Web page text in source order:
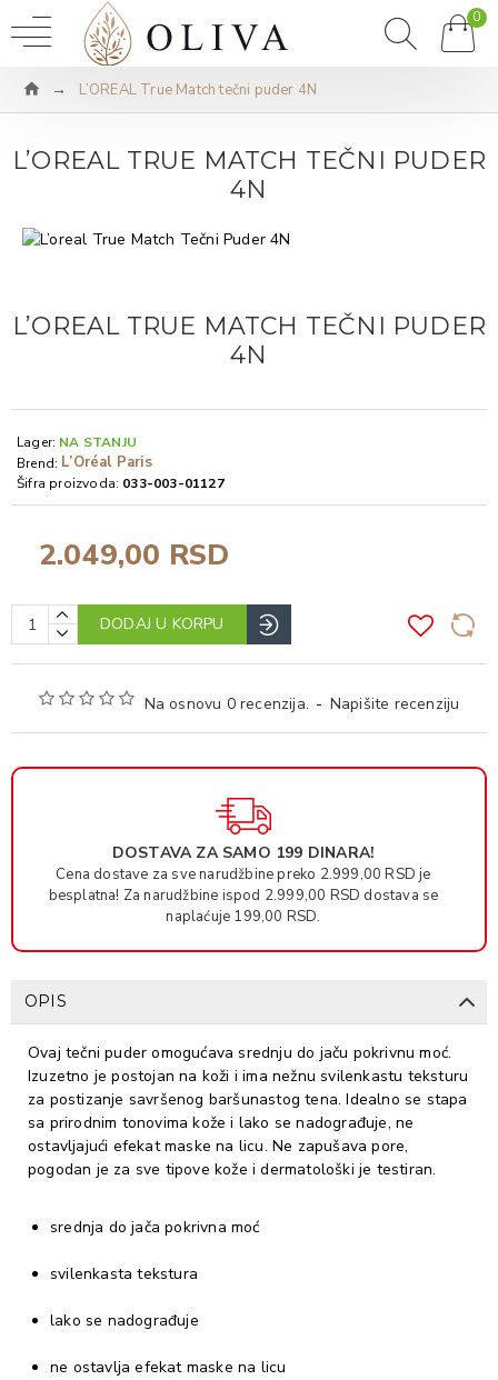
0
L’OREAL True Match tečni puder 4N
L’OREAL TRUE MATCH TEČNI PUDER
4N
L’OREAL TRUE MATCH TEČNI PUDER
4N
Na osnovu 0 recenzija. - Napišite recenziju
2.049,00 RSD
Lager: NA STANJU
Brend: L’Oréal Paris
Šifra proizvoda: 033-003-01127
DODAJ U KORPU
DOSTAVA ZA SAMO 199 DINARA!
Cena dostave za sve narudžbine preko 2.999,00 RSD je
besplatna! Za narudžbine ispod 2.999,00 RSD dostava se
naplaćuje 199,00 RSD.
OPIS
Ovaj tečni puder omogućava srednju do jaču pokrivnu moć.
Izuzetno je postojan na koži i ima nežnu svilenkastu teksturu
za postizanje savršenog baršunastog tena. Idealno se stapa
sa prirodnim tonovima kože i lako se nadograđuje, ne
ostavljajući efekat maske na licu. Ne zapušava pore,
pogodan je za sve tipove kože i dermatološki je testiran.
srednja do jača pokrivna moć
svilenkasta tekstura
lako se nadograđuje
ne ostavlja efekat maske na licu